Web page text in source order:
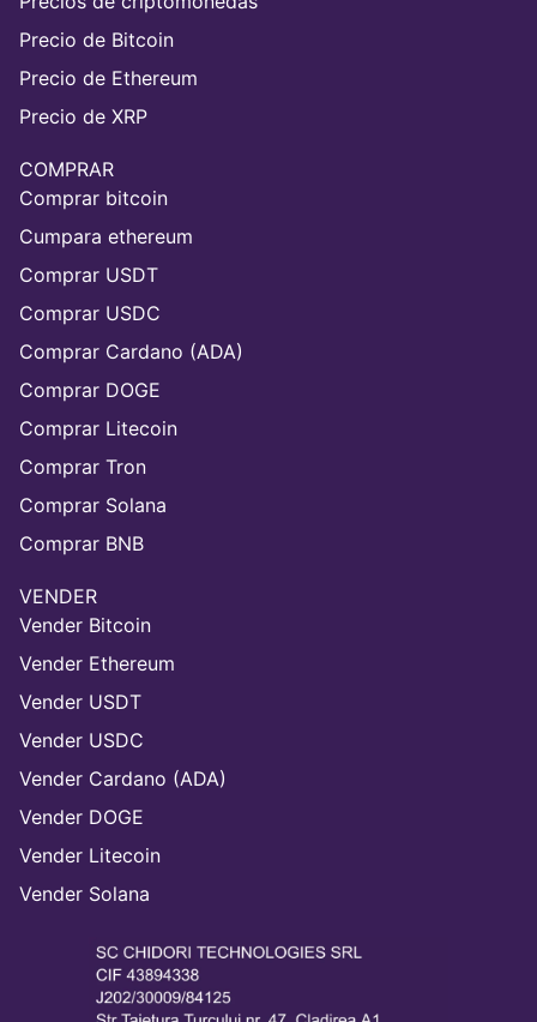
Precio de Bitcoin
Precio de Ethereum
Precio de XRP
COMPRAR
Comprar bitcoin
Cumpara ethereum
Comprar USDT
Comprar USDC
Comprar Cardano (ADA)
Comprar DOGE
Comprar Litecoin
Comprar Tron
Comprar Solana
Comprar BNB
VENDER
Vender Bitcoin
Vender Ethereum
Vender USDT
Vender USDC
Vender Cardano (ADA)
Vender DOGE
Vender Litecoin
Vender Solana